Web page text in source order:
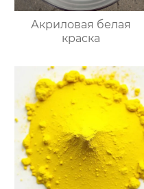
Акриловая белая
краска